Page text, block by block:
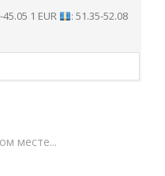
45.05 1 EUR
: 51.35-52.08
месте...